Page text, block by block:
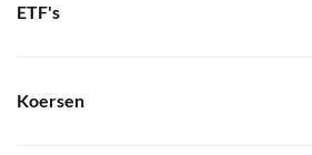
ETF's
Koersen